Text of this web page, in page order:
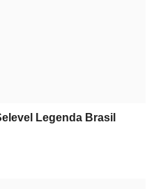
Legenda Brasil